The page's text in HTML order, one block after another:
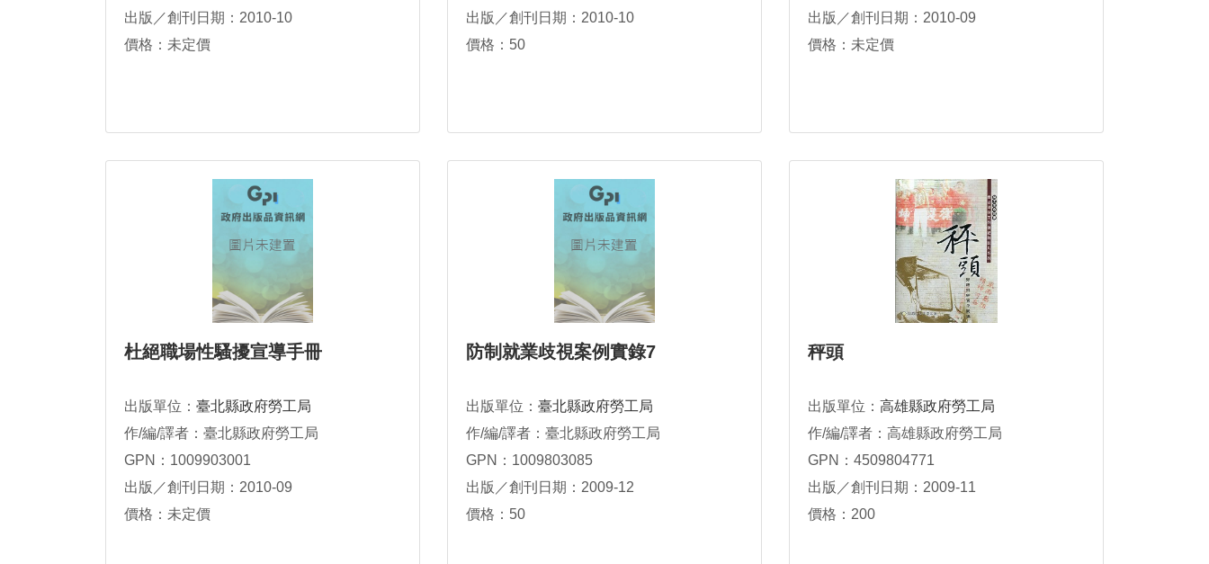
出版／創刊日期：2010-10
價格：未定價
出版／創刊日期：2010-10
價格：50
出版／創刊日期：2010-09
價格：未定價
杜絕職場性騷擾宣導手冊
出版單位： 臺北縣政府勞工局
作/編/譯者：臺北縣政府勞工局
GPN：1009903001
出版／創刊日期：2010-09
價格：未定價
防制就業歧視案例實錄7
出版單位： 臺北縣政府勞工局
作/編/譯者：臺北縣政府勞工局
GPN：1009803085
出版／創刊日期：2009-12
價格：50
秤頭
出版單位： 高雄縣政府勞工局
作/編/譯者：高雄縣政府勞工局
GPN：4509804771
出版／創刊日期：2009-11
價格：200